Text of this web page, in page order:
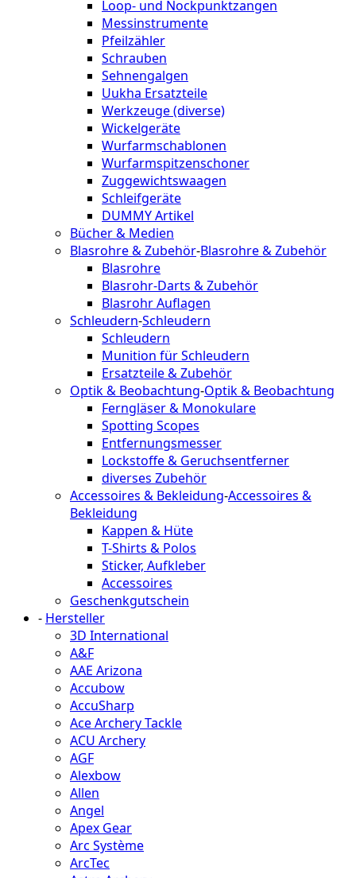
Loop- und Nockpunktzangen
Messinstrumente
Pfeilzähler
Schrauben
Sehnengalgen
Uukha Ersatzteile
Werkzeuge (diverse)
Wickelgeräte
Wurfarmschablonen
Wurfarmspitzenschoner
Zuggewichtswaagen
Schleifgeräte
DUMMY Artikel
Bücher & Medien
Blasrohre & Zubehör-Blasrohre & Zubehör
Blasrohre
Blasrohr-Darts & Zubehör
Blasrohr Auflagen
Schleudern-Schleudern
Schleudern
Munition für Schleudern
Ersatzteile & Zubehör
Optik & Beobachtung-Optik & Beobachtung
Ferngläser & Monokulare
Spotting Scopes
Entfernungsmesser
Lockstoffe & Geruchsentferner
diverses Zubehör
Accessoires & Bekleidung-Accessoires &
Bekleidung
Kappen & Hüte
T-Shirts & Polos
Sticker, Aufkleber
Accessoires
Geschenkgutschein
- Hersteller
3D International
A&F
AAE Arizona
Accubow
AccuSharp
Ace Archery Tackle
ACU Archery
AGF
Alexbow
Allen
Angel
Apex Gear
Arc Système
ArcTec